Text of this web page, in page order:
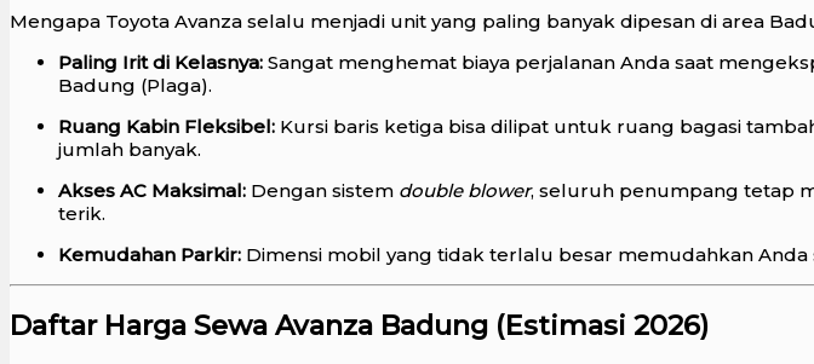
Mengapa Toyota Avanza selalu menjadi unit yang paling banyak dipesan di area
Paling Irit di Kelasnya: Sangat menghemat biaya perjalanan Anda saat
Badung (Plaga).
Ruang Kabin Fleksibel: Kursi baris ketiga bisa dilipat untuk ruang bagasi
jumlah banyak.
Akses AC Maksimal: Dengan sistem double blower, seluruh penumpang tetap
terik.
Kemudahan Parkir: Dimensi mobil yang tidak terlalu besar memudahkan
Daftar Harga Sewa Avanza Badung (Estimasi 2026)